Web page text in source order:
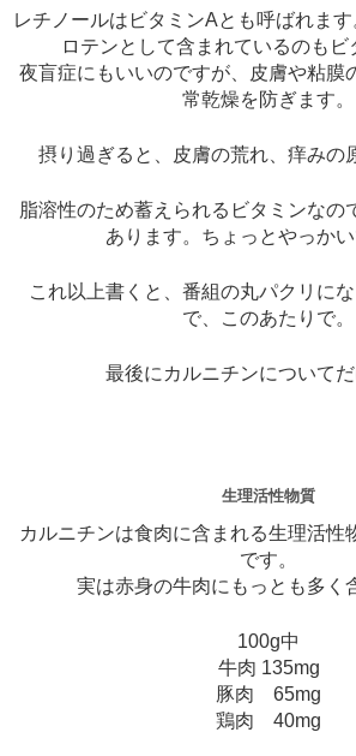
レチノールはビタミンAとも呼ばれま
ロテンとして含まれているのもビ
夜盲症にもいいのですが、皮膚や粘膜
常乾燥を防ぎます。
摂り過ぎると、皮膚の荒れ、痒みの
脂溶性のため蓄えられるビタミンなの
あります。ちょっとやっかい
これ以上書くと、番組の丸パクリに
で、このあたりで。
最後にカルニチンについてだ
生理活性物質
カルニチンは食肉に含まれる生理活性
です。
実は赤身の牛肉にもっとも多く
100g中
牛肉 135mg
豚肉 65mg
鶏肉 40mg